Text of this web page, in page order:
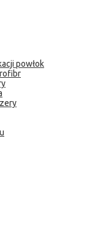
powłok